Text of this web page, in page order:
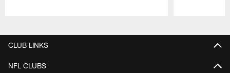
CLUB LINKS
NFL CLUBS